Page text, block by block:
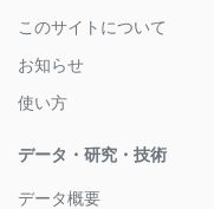
このサイトについて
お知らせ
使い方
データ・研究・技術
データ概要